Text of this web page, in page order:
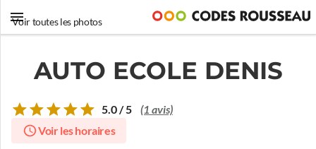
Voir toutes les photos
AUTO ECOLE DENIS
5.0 / 5 (1 avis)
Voir les horaires